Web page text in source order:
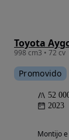
Toyota
998 cm3 • 72 cv
Promovido
52
2023
Montijo